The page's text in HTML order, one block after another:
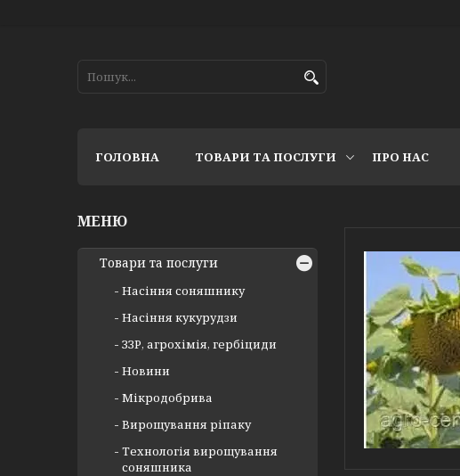
ГОЛОВНА ТОВАРИ ТА ПОСЛУГИ ПРО НАС
Товари та послуги
Насіння соняшнику
Насіння кукурудзи
ЗЗР, агрохімія, гербіциди
Новини
Мікродобрива
Вирощування ріпаку
Технологія вирощування
соняшника